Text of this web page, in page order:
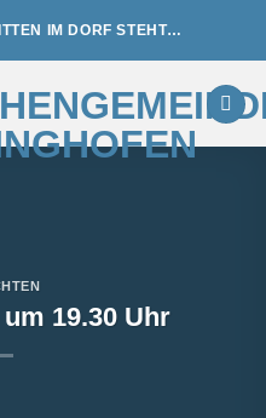
IM DORF STEHT…
19.30 Uhr